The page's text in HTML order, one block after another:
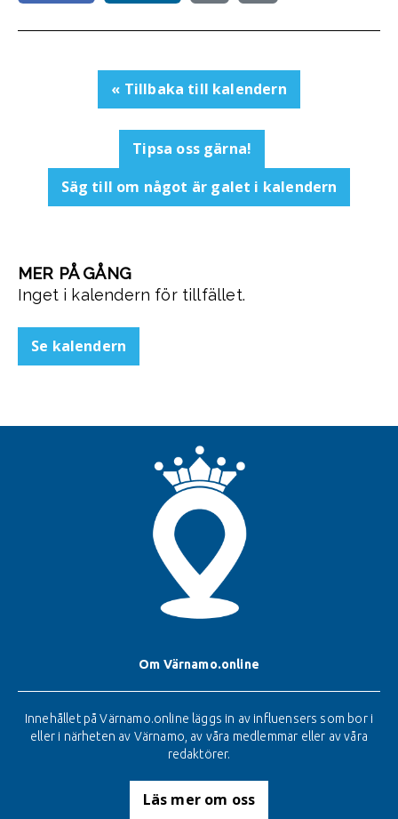
« Tillbaka till kalendern
Tipsa oss gärna!
Säg till om något är galet i kalendern
MER PÅ GÅNG
Inget i kalendern för tillfället.
Se kalendern
Om Värnamo.online
Innehållet på Värnamo.online läggs in av influensers som bor i
eller i närheten av Värnamo, av våra medlemmar eller av våra
redaktörer.
Läs mer om oss